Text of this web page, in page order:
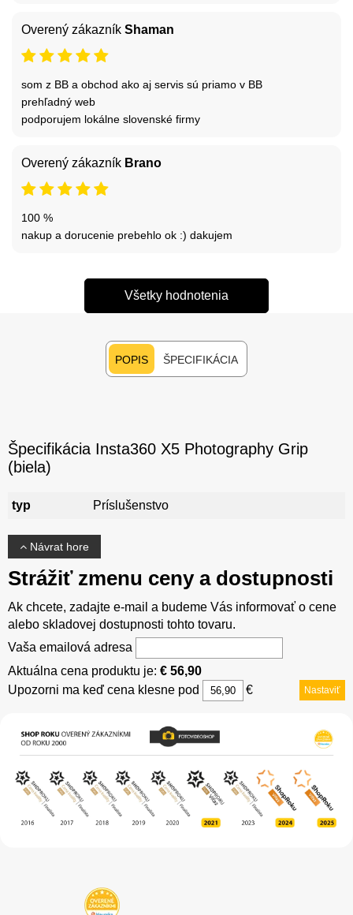
Overený zákazník Shaman
som z BB a obchod ako aj servis sú priamo v BB
prehľadný web
podporujem lokálne slovenské firmy
Overený zákazník Brano
100 %
nakup a dorucenie prebehlo ok :) dakujem
Všetky hodnotenia
POPIS ŠPECIFIKÁCIA
Špecifikácia Insta360 X5 Photography Grip
(biela)
typ Príslušenstvo
Návrat hore
Strážiť zmenu ceny a dostupnosti
Ak chcete, zadajte e-mail a budeme Vás informovať o cene
alebo skladovej dostupnosti tohto tovaru.
Vaša emailová adresa
Aktuálna cena produktu je: € 56,90
Upozorni ma keď cena klesne pod
€ Nastaviť